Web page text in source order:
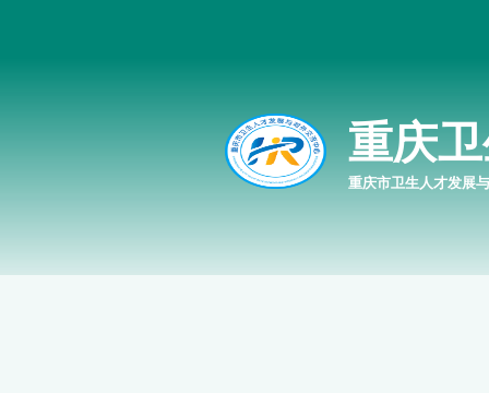
重庆
重庆市卫生人才发展